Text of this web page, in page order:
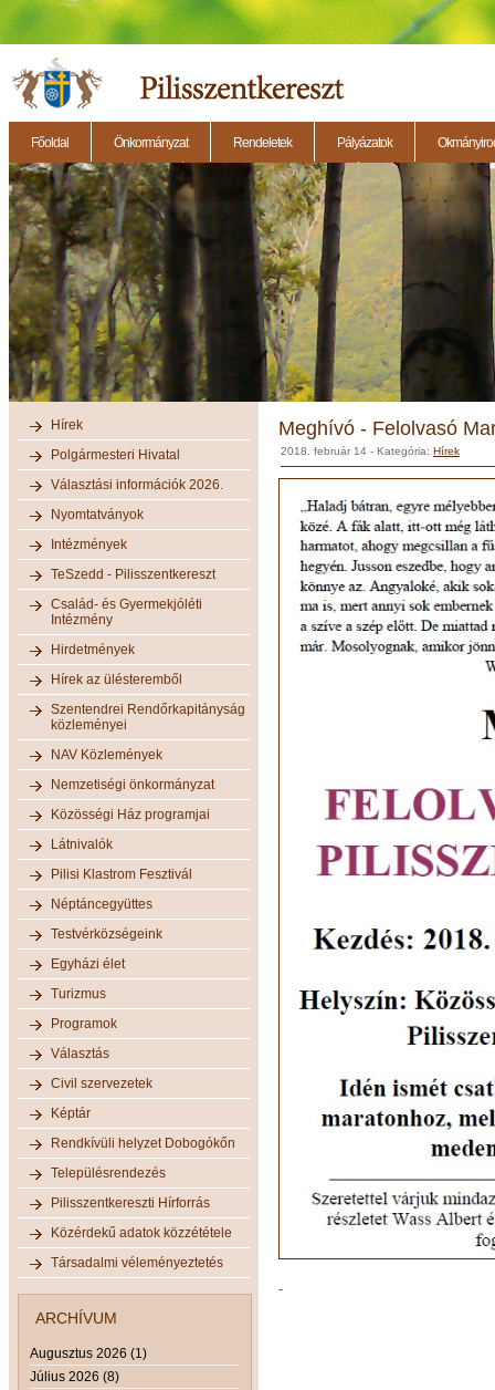
Főoldal Önkormányzat Rendeletek Pályázatok
2014.11.27. - Testületi ülés 2014.12.28. - Testületi ülés 2014.11.13. - Testületi
Hírek
Polgármesteri Hivatal
Választási információk 2026.
Nyomtatványok
Intézmények
TeSzedd - Pilisszentkereszt
Család- és Gyermekjóléti
Intézmény
Hirdetmények
Hírek az ülésteremből
Szentendrei Rendőrkapitányság
közleményei
NAV Közlemények
Nemzetiségi önkormányzat
Közösségi Ház programjai
Látnivalók
Pilisi Klastrom Fesztivál
Néptáncegyüttes
Testvérközségeink
Egyházi élet
Turizmus
Programok
Választás
Civil szervezetek
Képtár
Rendkívüli helyzet Dobogókőn
Településrendezés
Pilisszentkereszti Hírforrás
Közérdekű adatok közzététele
Társadalmi véleményeztetés
ARCHÍVUM
Augusztus 2026 (1)
Július 2026 (8)
Meghívó - Felolvasó
2018. február 14 - Kategória: Hírek
-